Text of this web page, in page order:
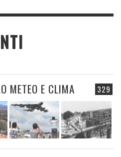
329
METEO E CLIMA